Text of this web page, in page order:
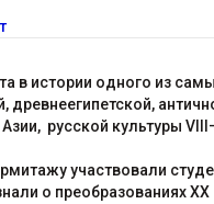
в истории одного из
Азии, русской
участвовали
о преобразованиях